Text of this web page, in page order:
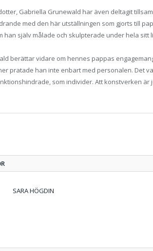
Gabriella Grunewald har även deltagit
med den här utställningen som gjorts till
han själv målade och skulpterade under hela sitt
berättar vidare om hennes pappas
pratade han inte enbart med personalen. Det
som individer. Att konstverken
SARA HÖGDIN